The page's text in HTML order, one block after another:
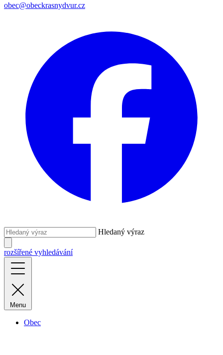
obec@obeckrasnydvur.cz
Hledaný výraz
rozšířené vyhledávání
Menu
Obec